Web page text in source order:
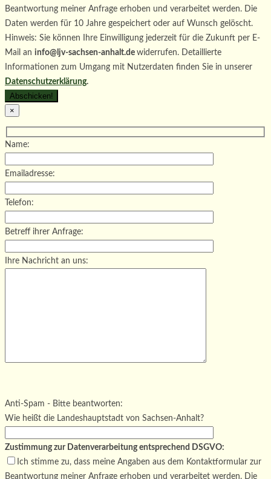
Beantwortung meiner Anfrage erhoben und verarbeitet werden. Die
Daten werden für 10 Jahre gespeichert oder auf Wunsch gelöscht.
Hinweis: Sie können Ihre Einwilligung jederzeit für die Zukunft per E-
Mail an info@ljv-sachsen-anhalt.de widerrufen. Detaillierte
Informationen zum Umgang mit Nutzerdaten finden Sie in unserer
Datenschutzerklärung.
×
Name:
Emailadresse:
Telefon:
Betreff ihrer Anfrage:
Ihre Nachricht an uns:
Bitte lasse dieses Feld leer.
Anti-Spam - Bitte beantworten:
Wie heißt die Landeshauptstadt von Sachsen-Anhalt?
Zustimmung zur Datenverarbeitung entsprechend DSGVO:
Ich stimme zu, dass meine Angaben aus dem Kontaktformular zur
Beantwortung meiner Anfrage erhoben und verarbeitet werden. Die